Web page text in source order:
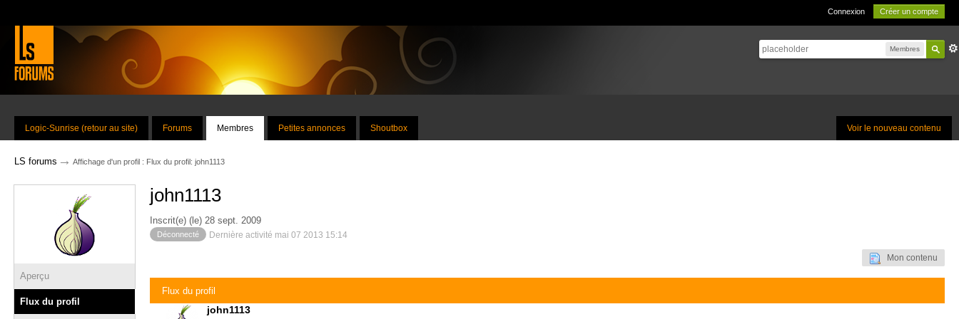
Connexion Créer un compte
Membres
Voir le nouveau contenu
Logic-Sunrise (retour au site) Forums Membres Petites annonces Shoutbox
LS forums → Affichage d'un profil : Flux du profil: john1113
Aperçu
Flux du profil
john1113
Inscrit(e) (le) 28 sept. 2009
Déconnecté Dernière activité mai 07 2013 15:14
Mon contenu
Flux du profil
john1113